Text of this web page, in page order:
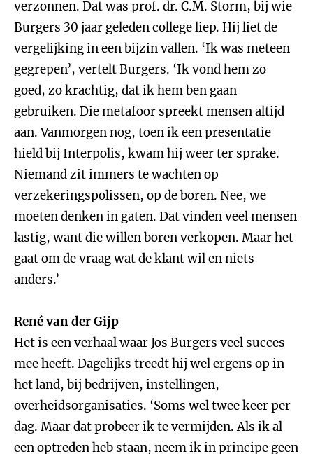
verzonnen. Dat was prof. dr. C.M. Storm, bij wie
Burgers 30 jaar geleden college liep. Hij liet de
vergelijking in een bijzin vallen. ‘Ik was meteen
gegrepen’, vertelt Burgers. ‘Ik vond hem zo
goed, zo krachtig, dat ik hem ben gaan
gebruiken. Die metafoor spreekt mensen altijd
aan. Vanmorgen nog, toen ik een presentatie
hield bij Interpolis, kwam hij weer ter sprake.
Niemand zit immers te wachten op
verzekeringspolissen, op de boren. Nee, we
moeten denken in gaten. Dat vinden veel mensen
lastig, want die willen boren verkopen. Maar het
gaat om de vraag wat de klant wil en niets
anders.’
René van der Gijp
Het is een verhaal waar Jos Burgers veel succes
mee heeft. Dagelijks treedt hij wel ergens op in
het land, bij bedrijven, instellingen,
overheidsorganisaties. ‘Soms wel twee keer per
dag. Maar dat probeer ik te vermijden. Als ik al
een optreden heb staan, neem ik in principe geen